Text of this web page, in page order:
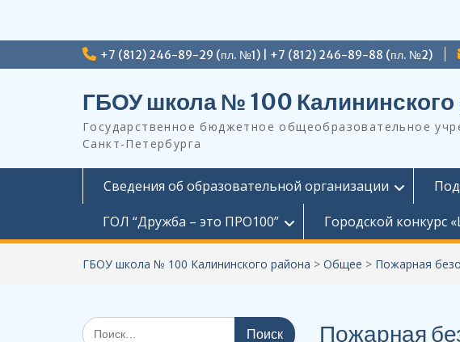
к
+7 (812) 246-89-29 (пл. №1) | +7 (812) 246-89-88 (пл. №2)
ГБОУ школа № 100 Калининского
Государственное бюджетное общеобразовательное
Санкт-Петербурга
Сведения об образовательной организации
ГОЛ “Дружба – это ПРО100”
Городской конкурс
ГБОУ школа № 100 Калининского района > Общее > Пожарная
Пожарная
Поиск